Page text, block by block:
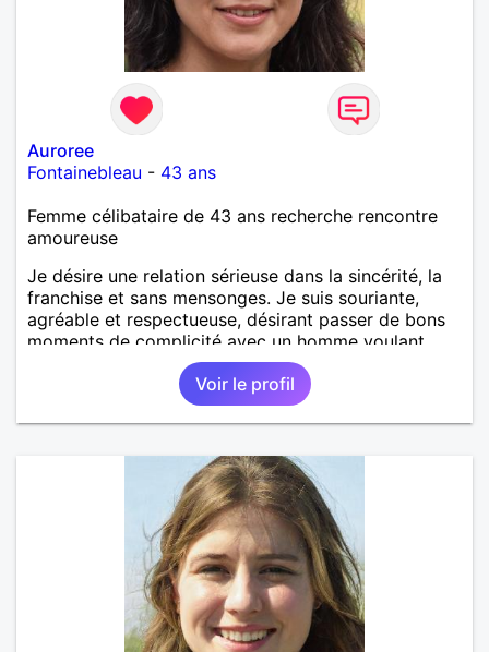
Auroree
Fontainebleau - 43 ans
Femme célibataire de 43 ans recherche rencontre
amoureuse
Je désire une relation sérieuse dans la sincérité, la
franchise et sans mensonges. Je suis souriante,
agréable et respectueuse, désirant passer de bons
moments de complicité avec un homme voulant
aller dans la même direction que moi, celle du
bonheur! A vous de me découvrir.
Voir le profil